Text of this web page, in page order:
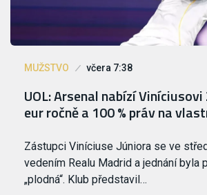
MUŽSTVO včera 7:38
UOL: Arsenal nabízí
eur ročně a 100 % práv na
Zástupci Viníciuse Júniora se ve
vedením Realu Madrid a jednání byla
„plodná“. Klub představil…